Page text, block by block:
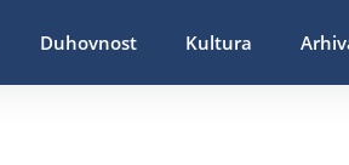
Duhovnost Kultura